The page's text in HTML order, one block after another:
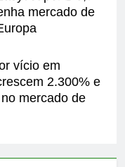
mercado de
vício em
2.300% e
mercado de